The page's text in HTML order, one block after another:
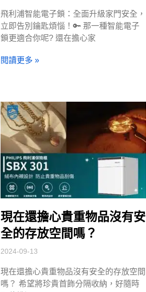
飛利浦智能電子鎖：全面升級家門安全，
立即告別鑰匙煩惱！🔑 那一種智能電子
鎖更適合你呢? 還在擔心家
閱讀更多 »
現在還擔心貴重物品沒有安
全的存放空間嗎？
2024-09-13
現在還擔心貴重物品沒有安全的存放空間
嗎？ 希望將珍貴首飾分隔收納，好隨時